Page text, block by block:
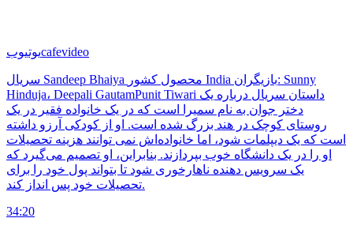
یوتیوبcafevideo
سریال Sandeep Bhaiya محصول کشور India بازیگران: Sunny
Hinduja، Deepali GautamPunit Tiwari داستان سریال درباره یک
دختر جوان به نام سمیرا است که در یک خانواده فقیر در یک
روستای کوچک در هند بزرگ شده است. او از کودکی آرزو داشته
است که یک دیپلمات شود، اما خانواده‌اش نمی توانند هزینه تحصیلات
او را در یک دانشگاه خوب بپردازند. بنابراین، او تصمیم می‌گیرد که
یک سرویس دهنده ناهارخوری شود تا بتواند پول خود را برای
تحصیلات خود پس انداز کند.
34:20